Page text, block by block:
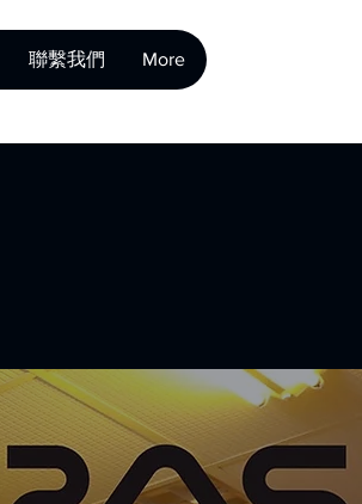
聯繫我們 More